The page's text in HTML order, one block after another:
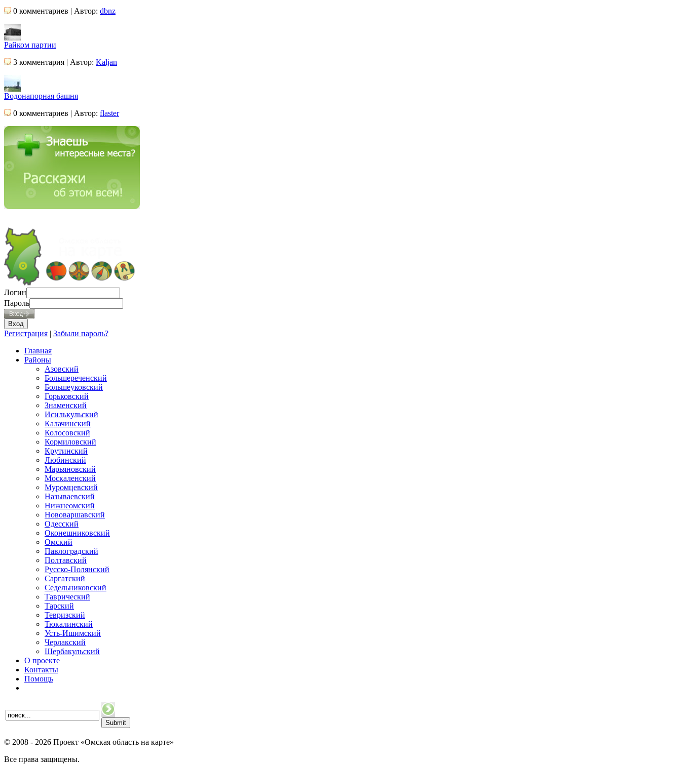
0 комментариев | Автор: dbnz
Райком партии
3 комментария | Автор: Kaljan
Водонапорная башня
0 комментариев | Автор: flaster
Логин
Пароль
Регистрация | Забыли пароль?
Главная
Районы
Азовский
Большереченский
Большеуковский
Горьковский
Знаменский
Исилькульский
Калачинский
Колосовский
Кормиловский
Крутинский
Любинский
Марьяновский
Москаленский
Муромцевский
Называевский
Нижнеомский
Нововаршавский
Одесский
Оконешниковский
Омский
Павлоградский
Полтавский
Русско-Полянский
Саргатский
Седельниковский
Таврический
Тарский
Тевризский
Тюкалинский
Усть-Ишимский
Черлакский
Шербакульский
О проекте
Контакты
Помощь
© 2008 - 2026 Проект «Омская область на карте»
Все права защищены.